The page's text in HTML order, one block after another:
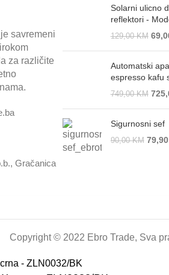
savremeni
za različite
Gračanica
Solarni ulicno
reflektori -
129,00KM
Automatski
espresso kafu
749,00KM
Sigurnosni sef
90,00KM 79,90
Copyright © 2022 Ebro Trade, Sva